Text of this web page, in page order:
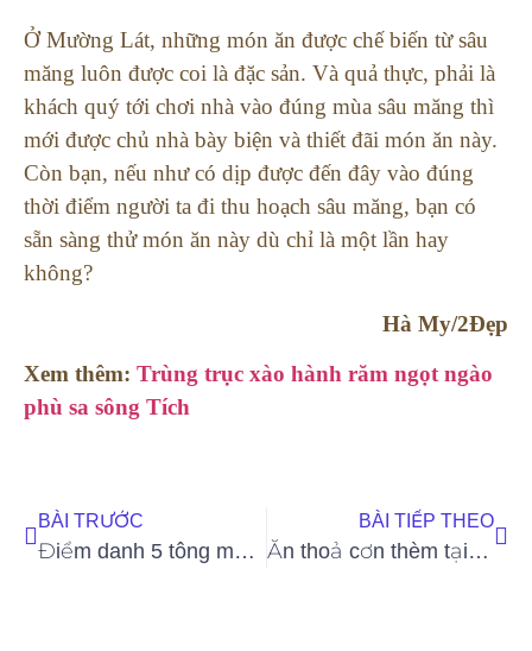
Ở Mường Lát, những món ăn được chế biến từ sâu
măng luôn được coi là đặc sản. Và quả thực, phải là
khách quý tới chơi nhà vào đúng mùa sâu măng thì
mới được chủ nhà bày biện và thiết đãi món ăn này.
Còn bạn, nếu như có dịp được đến đây vào đúng
thời điểm người ta đi thu hoạch sâu măng, bạn có
sẵn sàng thử món ăn này dù chỉ là một lần hay
không?
Hà My/2Đẹp
Xem thêm: Trùng trục xào hành răm ngọt ngào
phù sa sông Tích
BÀI TRƯỚC
Điểm danh 5 tông màu xu hướng cho mùa thu đông 2021 thật thời trang
BÀI TIẾP THEO
Ăn thoả cơn thèm tại các tiệm gà rán Hàn Quốc ngon, chất lượng